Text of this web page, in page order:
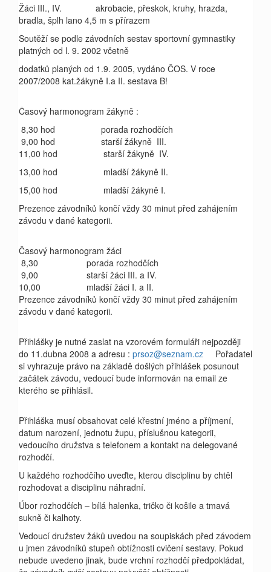
Žáci III., IV. akrobacie, přeskok, kruhy, hrazda,
bradla, šplh lano 4,5 m s přírazem
Soutěží se podle závodních sestav sportovní gymnastiky
platných od l. 9. 2002 včetně
dodatků planých od 1.9. 2005, vydáno ČOS. V roce
2007/2008 kat.žákyně I.a II. sestava B!
Časový harmonogram žákyně :
8,30 hod porada rozhodčích
9,00 hod starší žákyně III.
11,00 hod starší žákyně IV.
13,00 hod mladší žákyně II.
15,00 hod mladší žákyně I.
Prezence závodníků končí vždy 30 minut před zahájením
závodu v dané kategorii.
Časový harmonogram žáci
8,30 porada rozhodčích
9,00 starší žáci III. a IV.
10,00 mladší žáci I. a II.
Prezence závodníků končí vždy 30 minut před zahájením
závodu v dané kategorii.
Přihlášky je nutné zaslat na vzorovém formuláři nejpozději
do 11.dubna 2008 a adresu : prsoz@seznam.cz
Pořadatel
si vyhrazuje právo na základě došlých přihlášek posunout
začátek závodu, vedoucí bude informován na email ze
kterého se přihlásil.
Přihláška musí obsahovat celé křestní jméno a příjmení,
datum narození, jednotu župu, příslušnou kategorii,
vedoucího družstva s telefonem a kontakt na delegované
rozhodčí.
U každého rozhodčího uveďte, kterou disciplinu by chtěl
rozhodovat a disciplinu náhradní.
Úbor rozhodčích – bílá halenka, tričko či košile a tmavá
sukně či kalhoty.
Vedoucí družstev žáků uvedou na soupiskách před závodem
u jmen závodníků stupeň obtížnosti cvičení sestavy. Pokud
nebude uvedeno jinak, bude vrchní rozhodčí předpokládat,